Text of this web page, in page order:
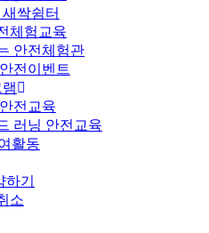
싹쉼터
체험교육
안전체험관
전이벤트
전교육
러닝 안전교육
활동
기
소